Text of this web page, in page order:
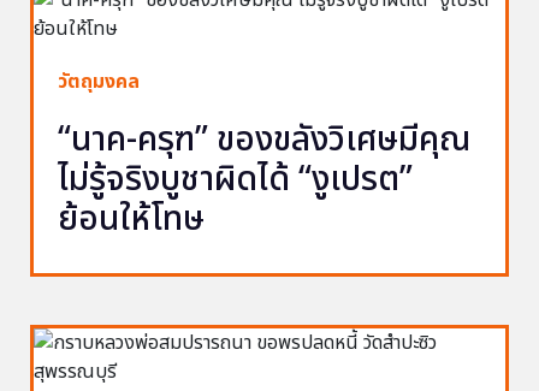
วัตถุมงคล
“นาค-ครุฑ” ของขลังวิเศษมีคุณ
ไม่รู้จริงบูชาผิดได้ “งูเปรต”
ย้อนให้โทษ